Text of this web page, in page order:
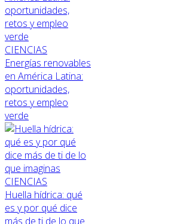
CIENCIAS
Energías renovables
en América Latina:
oportunidades,
retos y empleo
verde
CIENCIAS
Huella hídrica: qué
es y por qué dice
más de ti de lo que